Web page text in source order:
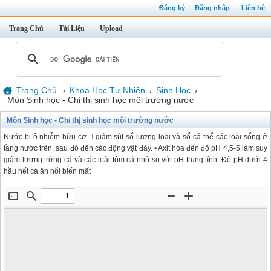
Đăng ký Đăng nhập Liên hệ
Trang Chủ Tài Liệu Upload
Trang Chủ › Khoa Học Tự Nhiên › Sinh Học ›
Môn Sinh học - Chỉ thị sinh học môi trường nước
Môn Sinh học - Chỉ thị sinh học môi trường nước
Nước bị ô nhiễm hữu cơ  giảm sút số lượng loài và số cá thể các loài sống ở
tầng nước trên, sau đó đến các động vật đáy. • Axit hóa đến độ pH 4,5-5 làm suy
giảm lượng trứng cá và các loài tôm cá nhỏ so với pH trung tính. Độ pH dưới 4
hầu hết cá ăn nổi biến mất